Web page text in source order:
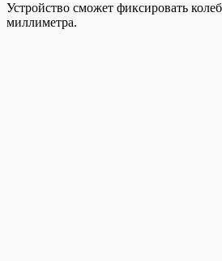
Устройство сможет фиксировать
миллиметра.